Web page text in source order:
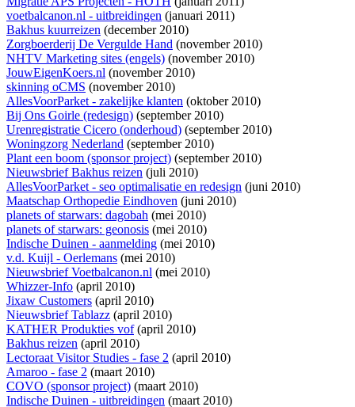
voetbalcanon.nl - uitbreidingen (januari 2011)
Bakhus kuurreizen (december 2010)
Zorgboerderij De Vergulde Hand (november 2010)
NHTV Marketing sites (engels) (november 2010)
JouwEigenKoers.nl (november 2010)
skinning oCMS (november 2010)
AllesVoorParket - zakelijke klanten (oktober 2010)
Bij Ons Goirle (redesign) (september 2010)
Urenregistratie Cicero (onderhoud) (september 2010)
Woningzorg Nederland (september 2010)
Plant een boom (sponsor project) (september 2010)
Nieuwsbrief Bakhus reizen (juli 2010)
AllesVoorParket - seo optimalisatie en redesign (juni 2010)
Maatschap Orthopedie Eindhoven (juni 2010)
planets of starwars: dagobah (mei 2010)
planets of starwars: geonosis (mei 2010)
Indische Duinen - aanmelding (mei 2010)
v.d. Kuijl - Oerlemans (mei 2010)
Nieuwsbrief Voetbalcanon.nl (mei 2010)
Whizzer-Info (april 2010)
Jixaw Customers (april 2010)
Nieuwsbrief Tablazz (april 2010)
KATHER Produkties vof(april 2010)
Bakhus reizen (april 2010)
Lectoraat Visitor Studies - fase 2 (april 2010)
Amaroo - fase 2 (maart 2010)
COVO (sponsor project) (maart 2010)
Indische Duinen - uitbreidingen (maart 2010)